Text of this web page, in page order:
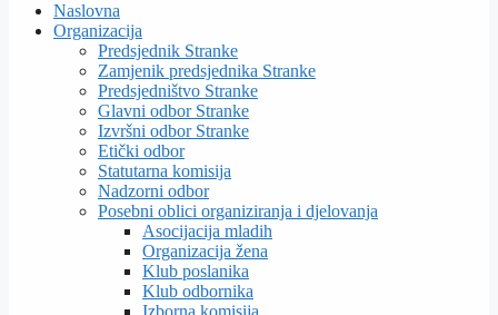
Naslovna
Organizacija
Predsjednik Stranke
Zamjenik predsjednika Stranke
Predsjedništvo Stranke
Glavni odbor Stranke
Izvršni odbor Stranke
Etički odbor
Statutarna komisija
Nadzorni odbor
Posebni oblici organiziranja i djelovanja
Asocijacija mladih
Organizacija žena
Klub poslanika
Klub odbornika
Izborna komisija